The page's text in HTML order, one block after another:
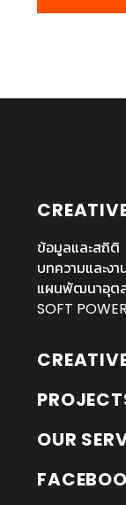
ข้อมูลและสถิติ
บทความและงา
แผนพัฒนาอุตส
SOFT POWER
OUR